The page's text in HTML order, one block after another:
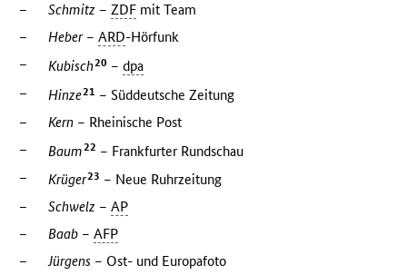
–
Schmitz – ZDF mit Team
–
Heber – ARD-Hörfunk
–
Kubisch20 – dpa
–
Hinze21 – Süddeutsche Zeitung
–
Kern – Rheinische Post
–
Baum22 – Frankfurter Rundschau
–
Krüger23 – Neue Ruhrzeitung
–
Schwelz – AP
–
Baab – AFP
–
Jürgens – Ost- und Europafoto